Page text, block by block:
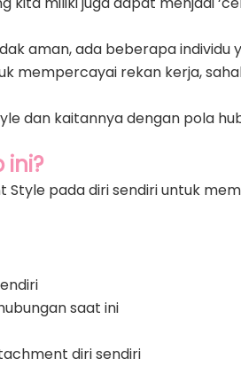
aman, ada beberapa
mempercayai rekan kerja,
dan kaitannya dengan pola
ini?
pada diri sendiri untuk
saat ini
diri sendiri